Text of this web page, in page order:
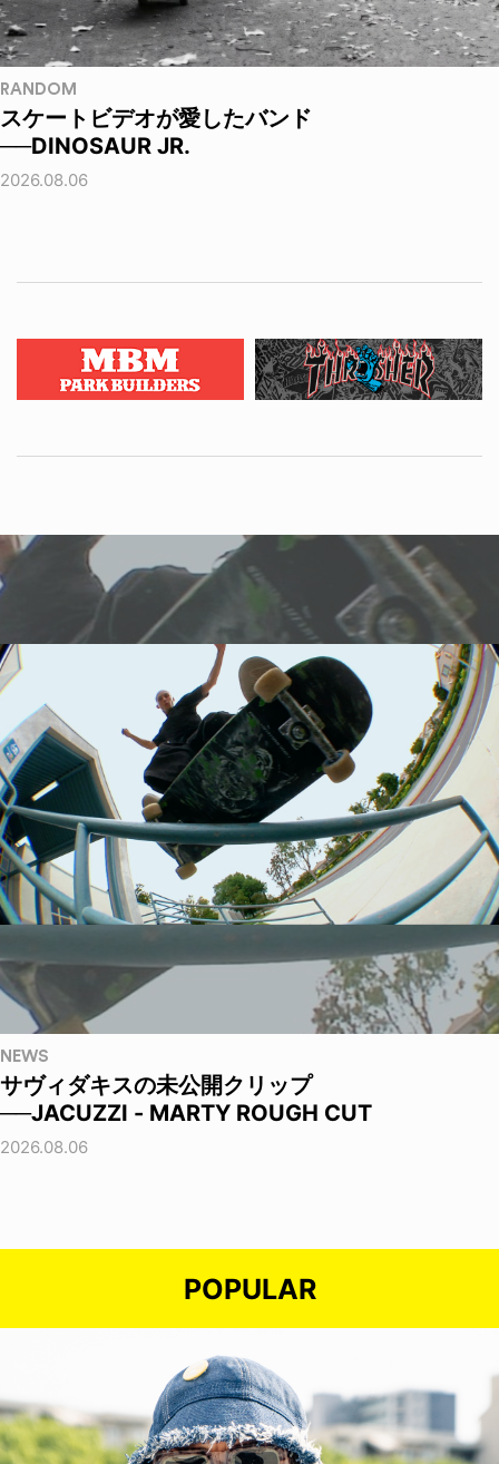
RANDOM
スケートビデオが愛したバンド
──DINOSAUR JR.
2026.08.06
NEWS
サヴィダキスの未公開クリップ
──JACUZZI - MARTY ROUGH CUT
2026.08.06
POPULAR